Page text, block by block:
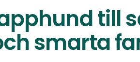
till
smarta